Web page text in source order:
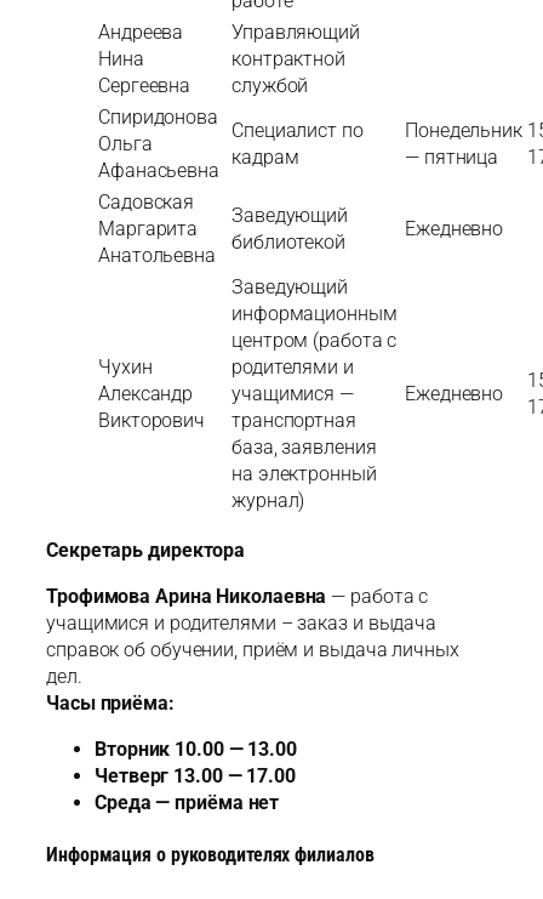
Андреева
Нина
Сергеевна
Управляющий
контрактной
службой
Спиридонова
Ольга
Афанасьевна
Специалист по
кадрам
Понедельник
— пятница
Садовская
Маргарита
Анатольевна
Заведующий
библиотекой
Ежедневно
Чухин
Александр
Викторович
Заведующий
информационным
центром (работа с
родителями и
учащимися —
транспортная
база, заявления
на электронный
журнал)
Ежедневно
Секретарь директора
Трофимова Арина Николаевна — работа с
учащимися и родителями – заказ и выдача
справок об обучении, приём и выдача личных
дел.
Часы приёма:
Вторник 10.00 — 13.00
Четверг 13.00 — 17.00
Среда — приёма нет
Информация о руководителях филиалов